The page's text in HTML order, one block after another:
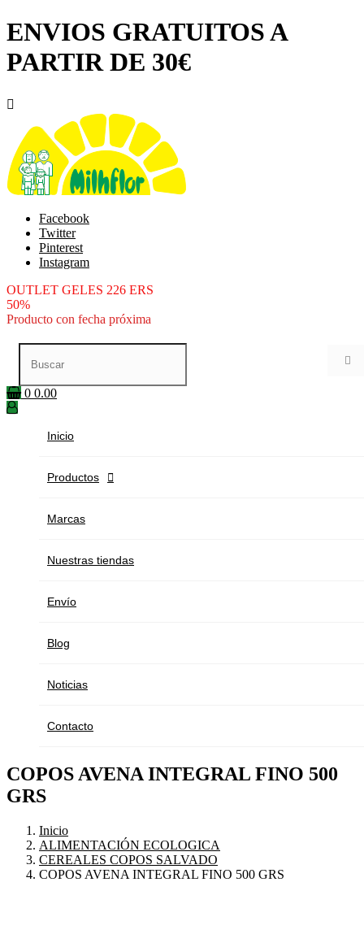
ENVIOS GRATUITOS A
PARTIR DE 30€

Facebook
Twitter
Pinterest
Instagram
OUTLET GELES 226 ERS
50%
Producto con fecha próxima

0 0.00
Inicio
Productos 
Marcas
Nuestras tiendas
Envío
Blog
Noticias
Contacto
COPOS AVENA INTEGRAL FINO 500
GRS
Inicio
ALIMENTACIÓN ECOLOGICA
CEREALES COPOS SALVADO
COPOS AVENA INTEGRAL FINO 500 GRS